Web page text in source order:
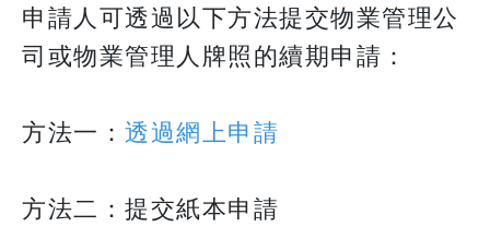
​​​​​​​申請人可透過以下方法提交物業管理公
司或物業管理人牌照的續期申請：
​​​​​​​方法一： 透過網上申請
方法二：提交紙本申請